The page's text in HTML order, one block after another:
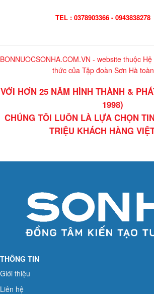
TEL : 0378903366 - 0943838278
BONNUOCSONHA.COM.VN - website thuộc
thức của Tập đoàn Sơn Hà
VỚI HƠN 25 NĂM HÌNH THÀNH &
1998)
CHÚNG TÔI LUÔN LÀ LỰA CHỌN
TRIỆU KHÁCH HÀNG
THÔNG TIN
Giới thiệu
Liên hệ